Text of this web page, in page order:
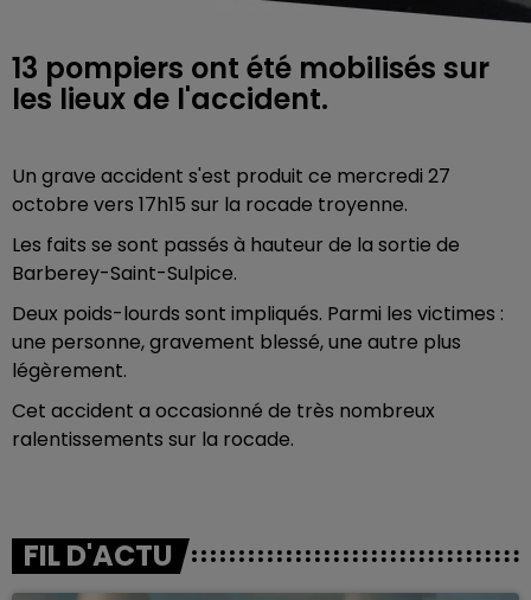
13 pompiers ont été mobilisés sur
les lieux de l'accident.
Un grave accident s'est produit ce mercredi 27
octobre vers 17h15 sur la rocade troyenne.
Les faits se sont passés à hauteur de la sortie de
Barberey-Saint-Sulpice.
Deux poids-lourds sont impliqués. Parmi les victimes :
une personne, gravement blessé, une autre plus
légèrement.
Cet accident a occasionné de très nombreux
ralentissements sur la rocade.
FIL D'ACTU